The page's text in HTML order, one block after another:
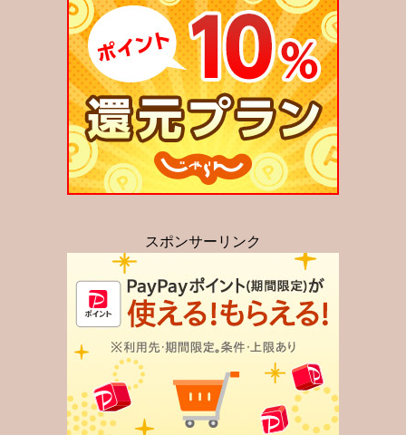
スポンサーリンク